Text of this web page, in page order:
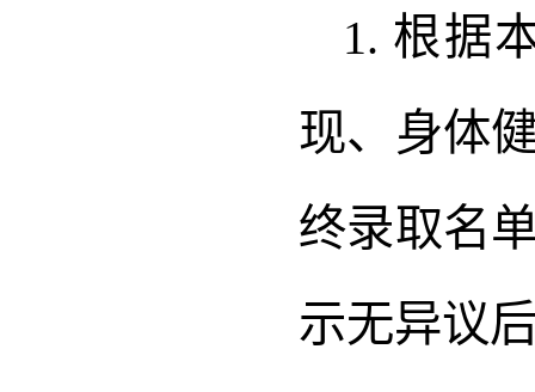
1. 根据
现、身体
终录取名
示无异议